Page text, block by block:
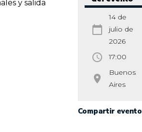
calendar_today
14 de
julio de
2026
access_time 17:00
room
Buenos
Aires
Compartir evento
y salida